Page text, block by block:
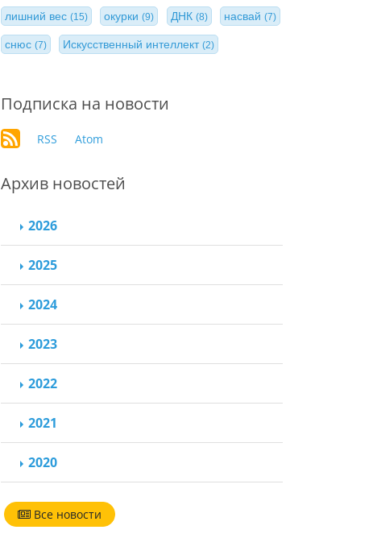
лишний вес (15) окурки(9) ДНК (8) насвай(7)
снюс (7) Искусственный интеллект(2)
Подписка на новости
RSS Atom
Архив новостей
2026
2025
2024
2023
2022
2021
2020
Все новости